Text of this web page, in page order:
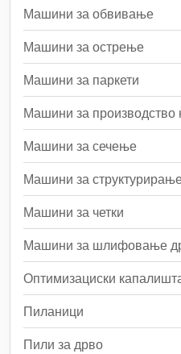
Машини за обвивање
Машини за острење
Машини за паркети
Машини за
Машини за сечење
Машини за
Машини за четки
Машини за шлифовање
Оптимизациски
Пиланици
Пили за дрво